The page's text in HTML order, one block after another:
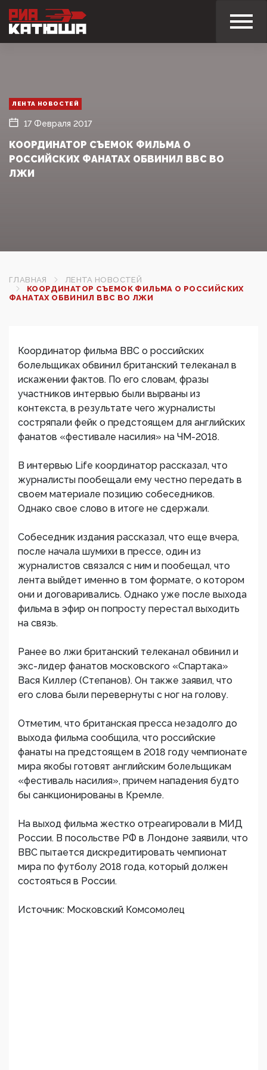
ЛЕНТА НОВОСТЕЙ
17 Февраля 2017
КООРДИНАТОР СЪЕМОК ФИЛЬМА О
РОССИЙСКИХ ФАНАТАХ ОБВИНИЛ BBC ВО
ЛЖИ
ГЛАВНАЯ
ЛЕНТА НОВОСТЕЙ
КООРДИНАТОР СЪЕМОК ФИЛЬМА О РОССИЙСКИХ
ФАНАТАХ ОБВИНИЛ BBC ВО ЛЖИ
Координатор фильма BBC о российских
болельщиках обвинил британский телеканал в
искажении фактов. По его словам, фразы
участников интервью были вырваны из
контекста, в результате чего журналисты
состряпали фейк о предстоящем для английских
фанатов «фестивале насилия» на ЧМ-2018.
В интервью Life координатор рассказал, что
журналисты пообещали ему честно передать в
своем материале позицию собеседников.
Однако свое слово в итоге не сдержали.
Собеседник издания рассказал, что еще вчера,
после начала шумихи в прессе, один из
журналистов связался с ним и пообещал, что
лента выйдет именно в том формате, о котором
они и договаривались. Однако уже после выхода
фильма в эфир он попросту перестал выходить
на связь.
Ранее во лжи британский телеканал обвинил и
экс-лидер фанатов московского «Спартака»
Вася Киллер (Степанов). Он также заявил, что
его слова были перевернуты с ног на голову.
Отметим, что британская пресса незадолго до
выхода фильма сообщила, что российские
фанаты на предстоящем в 2018 году чемпионате
мира якобы готовят английским болельщикам
«фестиваль насилия», причем нападения будто
бы санкционированы в Кремле.
На выход фильма жестко отреагировали в МИД
России. В посольстве РФ в Лондоне заявили, что
BBC пытается дискредитировать чемпионат
мира по футболу 2018 года, который должен
состояться в России.
Источник: Московский Комсомолец